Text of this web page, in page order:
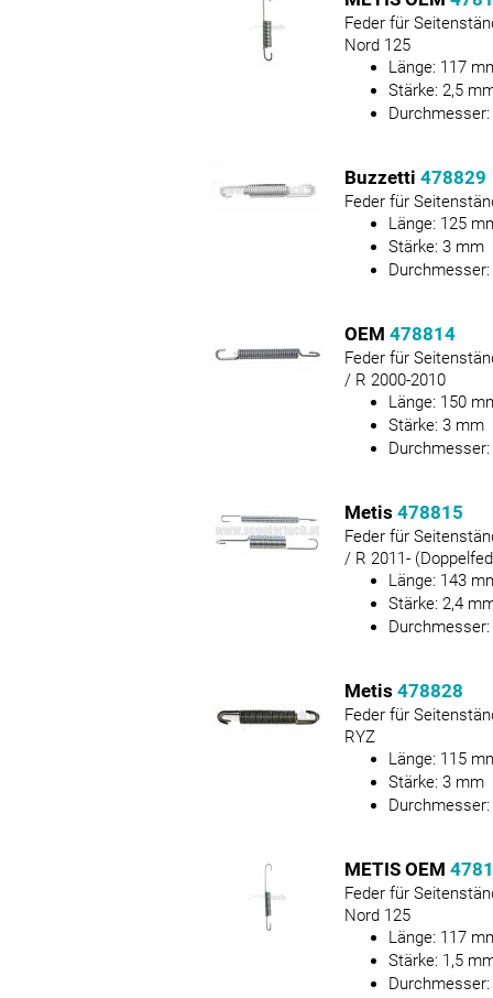
Feder für
Nord 125
Länge: 117
Stärke: 2,5
Durchmesser:
Buzzetti 478829
Feder für
Länge: 125
Stärke: 3mm
Durchmesser:
OEM 478814
Feder für
/ R 2000-2010
Länge: 150
Stärke: 3mm
Durchmesser:
Metis 478815
Feder für
/ R 2011-
Länge: 143
Stärke: 2,4
Durchmesser:
Metis 478828
Feder für
RYZ
Länge: 115
Stärke: 3mm
Durchmesser:
METIS OEM
Feder für
Nord 125
Länge: 117
Stärke: 1,5
Durchmesser: